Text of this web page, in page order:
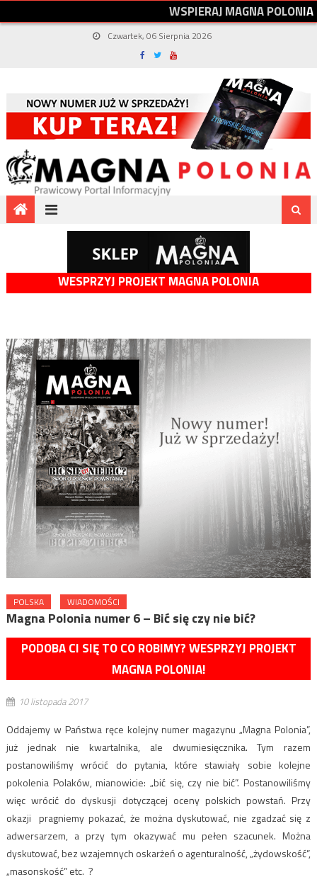
WSPIERAJMAGNAPOLONIA
Czwartek, 06 Sierpnia 2026
WESPRZYJ PROJEKT MAGNA POLONIA
POLSKA WIADOMOŚCI
Magna Polonia numer 6 – Bić się czy nie bić?
PODOBA CI SIĘ TO CO ROBIMY? WESPRZYJ PROJEKT
MAGNA POLONIA!
10 listopada 2017
Oddajemy w Państwa ręce kolejny numer magazynu „Magna Polonia”,
już jednak nie kwartalnika, ale dwumiesięcznika. Tym razem
postanowiliśmy wrócić do pytania, które stawiały sobie kolejne
pokolenia Polaków, mianowicie: „bić się, czy nie bić”. Postanowiliśmy
więc wrócić do dyskusji dotyczącej oceny polskich powstań. Przy
okazji pragniemy pokazać, że można dyskutować, nie zgadzać się z
adwersarzem, a przy tym okazywać mu pełen szacunek. Można
dyskutować, bez wzajemnych oskarżeń o agenturalność, „żydowskość”,
„masonskość” etc. ?